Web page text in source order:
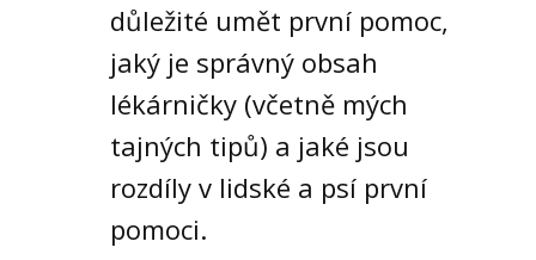
důležité umět první pomoc,
jaký je správný obsah
lékárničky (včetně mých
tajných tipů) a jaké jsou
rozdíly v lidské a psí první
pomoci.